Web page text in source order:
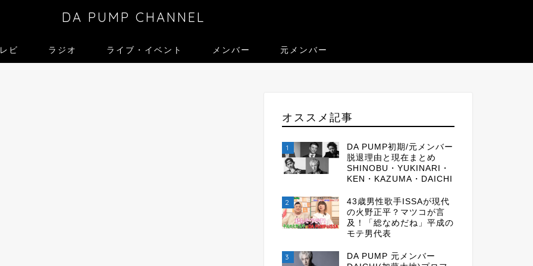
DA PUMP CHANNEL
ビ ラジオ ライブ・イベント メンバー 元メンバー
オススメ記事
1
DA PUMP初期/元メンバー
脱退理由と現在まとめ
SHINOBU・YUKINARI・
KEN・KAZUMA・DAICHI
2
43歳男性歌手ISSAが現代
の火野正平？マツコが言
及！「総なめだね」平成の
モテ男代表
3
DA PUMP 元メンバー